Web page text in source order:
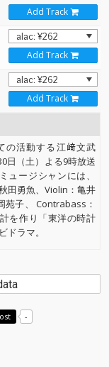
Add Track
Add Track
Add Track
の活動する江﨑文武
日（土）よる9時放送
ュージシャンには、
田勇魚、Violin：亀井
苑子、 Contrabass：
を作り「東洋の時計
ラマ。
-